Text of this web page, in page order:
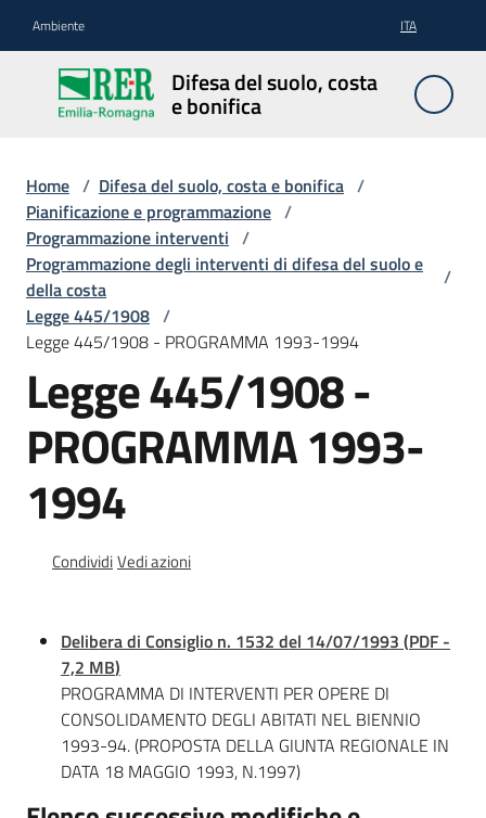
Ambiente ITA
Difesa del suolo, costa
e bonifica
Difesa
del
suolo,
bonifica
Pianificazione
e
programmazione
Documentazione
Ambiente
Home / Difesa del suolo, costa e bonifica /
Pianificazione e programmazione /
Programmazione interventi /
Programmazione degli interventi di difesa del suolo e
della costa
/
Legge 445/1908 /
Legge 445/1908 - PROGRAMMA 1993-1994
Legge 445/1908 -
PROGRAMMA 1993-
1994
CondividiVedi azioni
Delibera di Consiglio n. 1532 del 14/07/1993 (PDF -
7,2 MB)
PROGRAMMA DI INTERVENTI PER OPERE DI
CONSOLIDAMENTO DEGLI ABITATI NEL BIENNIO
1993-94. (PROPOSTA DELLA GIUNTA REGIONALE IN
DATA 18 MAGGIO 1993, N.1997)